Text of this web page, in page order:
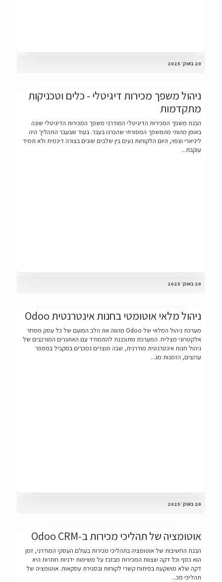
20 באוק׳ 2025
ניהול משפך מכירות דיגיטלי - כלים וטכניקות
מתקדמות
הבנת משפך המכירות הדיגיטלי המודרני משפך המכירות הדיגיטלי שונה
באופן מהותי מהמשפך המסורתי שהכרנו בעבר. בעוד שבעבר התהליך היה
ליניארי וצפוי, היום הלקוחות נעים בין שלבים שונים בצורה דינמית ולא תמיד
עוקבת...
20 באוק׳ 2025
ניהול מלאי אוטומטי בחנות אינטרנטית Odoo
מערכת ניהול המלאי של Odoo מהווה את הלב הפועם של כל עסק מסחר
אלקטרוני מצליח. המערכת מתוכננת להתמודד עם האתגרים המורכבים של
ניהול חנות אינטרנטית מודרנית, שבה מוצרים נמכרים במקביל במספר
ערוצים, הזמנות מג...
20 באוק׳ 2025
אוטומציה של תהליכי מכירות ב-Odoo CRM
הבנת החשיבות של אוטומציה בתהליכי מכירות בעולם העסקי המודרני, זמן
הוא כסף וכל דקה שצוות המכירות מבזבז על משימות ידניות חוזרות היא
דקה שלא מושקעת בפיתוח קשרי לקוחות ובסגירת עסקאות. אוטומציה של
תהליכי מכ...